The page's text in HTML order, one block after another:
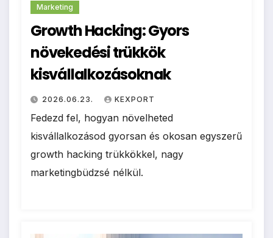
Marketing
Growth Hacking: Gyors
növekedési trükkök
kisvállalkozásoknak
2026.06.23. KEXPORT
Fedezd fel, hogyan növelheted
kisvállalkozásod gyorsan és okosan egyszerű
growth hacking trükkökkel, nagy
marketingbüdzsé nélkül.